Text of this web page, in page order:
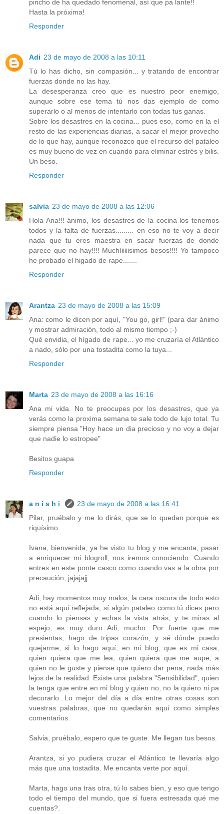
pincho de ha quedado fenomenal, así que pa lante!!
Hasta la próxima!
Responder
Adi 23 de mayo de 2008 a las 10:11
Tú lo has dicho, sin compasión... y tratando de encontrar
fuerzas donde no las hay.
La desesperanza creo que es nuestro peor enemigo,
aunque sobre ese tema tú nos das ejemplo de como
superarlo o al menos de intentarlo con todas tus ganas.
Sobre los desastres en la cocina... pues eso, como en la el
resto de las experiencias diarias, a sacar el mejor provecho
de lo que hay, aunque reconozco que el recurso del pataleo
es muy bueno de vez en cuando para eliminar estrés y bilis.
Un beso.
Responder
salvia 23 de mayo de 2008 a las 12:06
Hola Ana!!! ánimo, los desastres de la cocina los tenemos
todos y la falta de fuerzas......... en eso no te voy a decir
nada que tu eres maestra en sacar fuerzas de donde
parece que no hay!!!! Muchíiiiiisimos besos!!!! Yo tampoco
he probado el higado de rape.......
Responder
Arantza 23 de mayo de 2008 a las 15:09
Ana: como le dicen por aquí, "You go, girl!" (para dar ánimo
y mostrar admiración, todo al mismo tiempo ;-)
Qué envidia, el hígado de rape... yo me cruzaría el Atlántico
a nado, sólo por una tostadita como la tuya...
Responder
Marta 23 de mayo de 2008 a las 16:16
Ana mi vida. No te preocupes por los desastres, que ya
verás como la proxima semana te sale todo de lujo total. Tu
siempre piensa "Hoy hace un dia precioso y no voy a dejar
que nadie lo estropee"
Besitos guapa
Responder
a n i s h i
23 de mayo de 2008 a las 16:41
Pilar, pruébalo y me lo dirás, que se lo quedan porque es
riquísimo.
Ivana, bienvenida, ya he visto tu blog y me encanta, pasar
a enriquecer mi blogroll, nos iremos conociendo. Cuando
entres en este ponte casco como cuando vas a la obra por
precaución, jajajajj.
Adi, hay momentos muy malos, la cara oscura de todo esto
no está aquí reflejada, sí algún pataleo como tú dices pero
cuando lo piensas y echas la vista atrás, y te miras al
espejo, es muy duro Adi, mucho. Por fuerte que me
presientas, hago de tripas corazón, y sé dónde puedo
quejarme, si lo hago aquí, en mi blog, que es mi casa,
quien quiera que me lea, quien quiera que me aupe, a
quien no le guste y piense que quiero dar pena, nada más
lejos de la realidad. Existe una palabra "Sensibilidad", quien
la tenga que entre en mi blog y quien no, no la quiero ni pa
decorarlo. Lo mejor del día a día entre otras cosas son
vuestras palabras, que no quedarán aquí como simples
comentarios.
Salvia, pruébalo, espero que te guste. Me llegan tus besos.
Arantza, si yo pudiera cruzar el Atlántico te llevaría algo
más que una tostadita. Me encanta verte por aquí.
Marta, hago una tras otra, tú lo sabes bien, y eso que tengo
todo el tiempo del mundo, que si fuera estresada qué me
cuentas?.